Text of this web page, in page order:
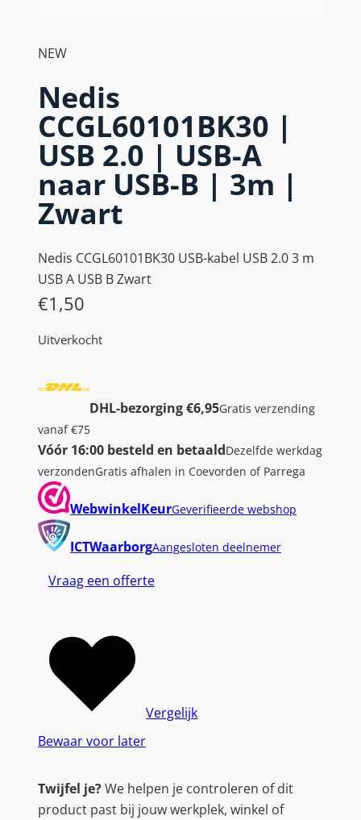
NEW
Nedis
CCGL60101BK30 |
USB 2.0 | USB-A
naar USB-B | 3m |
Zwart
Nedis CCGL60101BK30 USB-kabel USB 2.0 3 m
USB A USB B Zwart
€1,50
Uitverkocht
DHL-bezorging €6,95Gratis verzending
vanaf €75
Vóór 16:00 besteld en betaaldDezelfde werkdag
verzondenGratis afhalen in Coevorden of Parrega
WebwinkelKeurGeverifieerde webshop
ICTWaarborgAangesloten deelnemer
Vraag een offerte
Bewaar voor later
Vergelijk
Twijfel je?We helpen je controleren of dit
product past bij jouw werkplek, winkel of